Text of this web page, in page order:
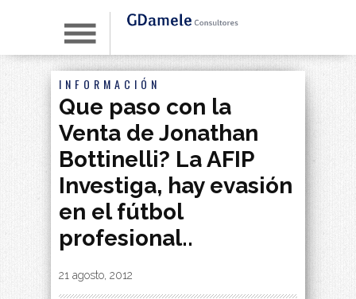
INFORMACIÓN
Que paso con la
Venta de Jonathan
Bottinelli? La AFIP
Investiga, hay evasión
en el fútbol
profesional..
By|
21 agosto, 2012